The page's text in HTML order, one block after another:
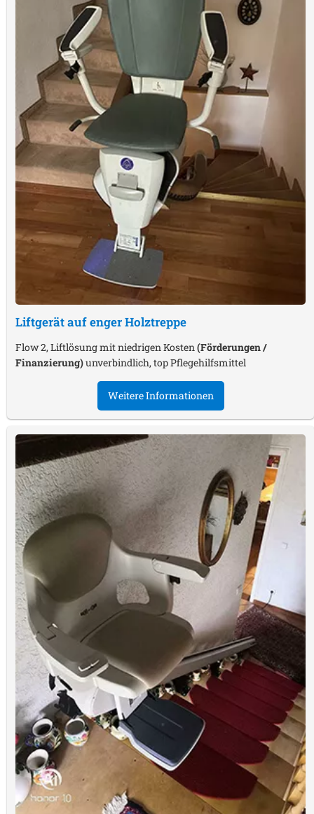
Liftgerät auf enger Holztreppe
Flow 2, Liftlösung mit niedrigen Kosten (Förderungen /
Finanzierung)unverbindlich, top Pflegehilfsmittel
Weitere Informationen